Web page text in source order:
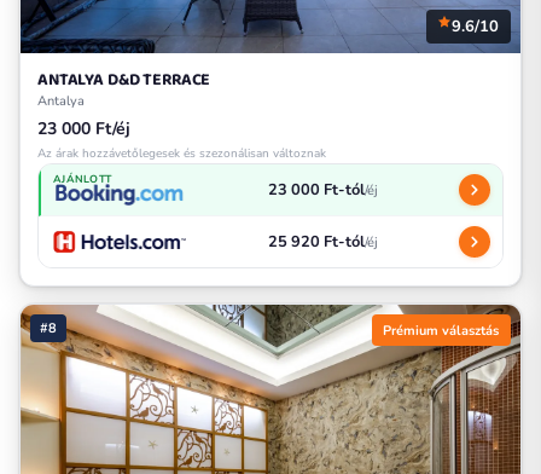
9.6/10
ANTALYA D&D TERRACE
Antalya
23 000 Ft/éj
Az árak hozzávetőlegesek és szezonálisan változnak
AJÁNLOTT 23 000 Ft-tól/éj
25 920 Ft-tól/éj
#8 Prémium választás